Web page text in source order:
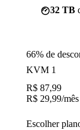
32 TB
66% de
KVM 1
R$ 87,99
R$ 29,99/mês
Escolher